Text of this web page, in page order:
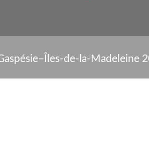
de-la-Madeleine